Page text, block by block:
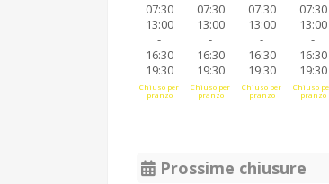
07:30
13:00
-
16:30
19:30
Chiuso per
pranzo
07:30
13:00
-
16:30
19:30
Chiuso per
pranzo
07:30
13:00
-
16:30
19:30
Chiuso per
pranzo
07:30
13:00
-
16:30
19:30
Chiuso
pranzo
Prossime chiusure